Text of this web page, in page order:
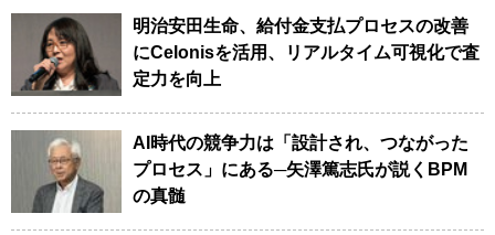
明治安田生命、給付金支払プロセスの改善
にCelonisを活用、リアルタイム可視化で査
定力を向上
AI時代の競争力は「設計され、つながった
プロセス」にある─矢澤篤志氏が説くBPM
の真髄